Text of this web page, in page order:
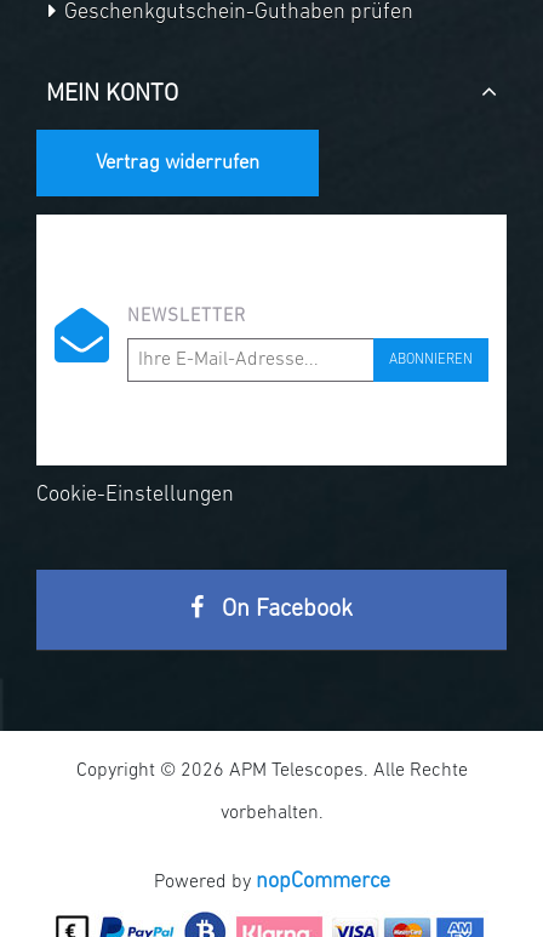
Geschenkgutschein-Guthaben prüfen
MEIN KONTO
Vertrag widerrufen
NEWSLETTER
ABONNIEREN
Cookie-Einstellungen
On Facebook
Copyright © 2026 APM Telescopes. Alle Rechte
vorbehalten.
Powered by nopCommerce